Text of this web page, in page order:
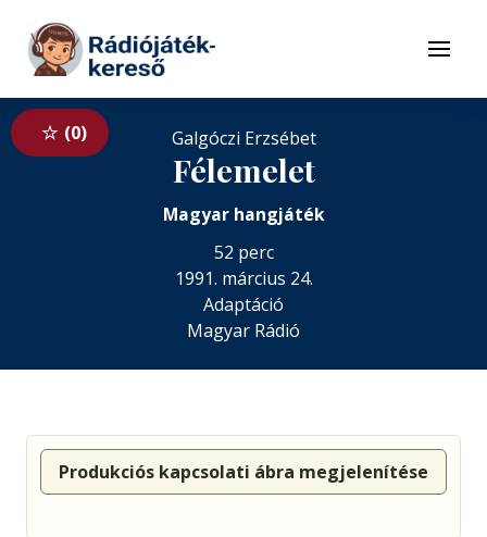
Tovább a tartalomhoz
Menü
0 Galgóczi Erzsébet
Félemelet
Magyar hangjáték
52 perc
1991. március 24.
Adaptáció
Magyar Rádió
Produkciós kapcsolati ábra megjelenítése